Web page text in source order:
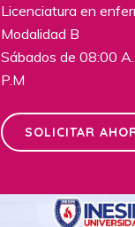
Licenciatura en
Modalidad B
Sábados de 08:00
P.M
SOLICITAR